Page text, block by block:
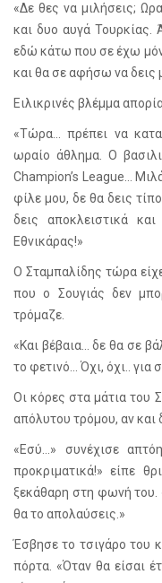
«Δε θες να μιλήσεις;
και δυο αυγά Τουρκίας.
εδώ κάτω που σε έχω
και θα σε αφήσω να δεις
Ειλικρινές βλέμμα
«Τώρα... πρέπει να
ωραίο άθλημα. Ο
Champion’s League …
φίλε μου, δε θα δεις
δεις αποκλειστικά
Εθνικάρας!»
Ο Σταμπαλίδης τώρα
που ο Σουγιάς δεν
τρόμαζε.
«Και βέβαια... δε θα σε
το φετινό... Όχι, όχι.. για
Οι κόρες στα μάτια του
απόλυτου τρόμου, αν και
«Εσύ...» συνέχισε
προκριματικά!» είπε
ξεκάθαρη στη φωνή του.
θα το απολαύσεις.»
Έσβησε το τσιγάρο του
πόρτα. «Όταν θα είσαι